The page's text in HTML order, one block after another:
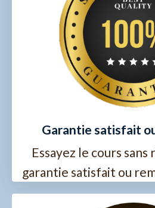
Garantie satisfait
Essayez le cours sans
garantie satisfait ou